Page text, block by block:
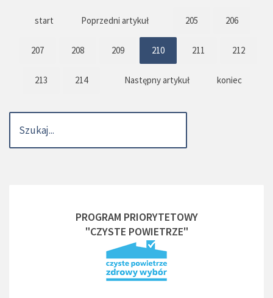
start Poprzedni artykuł 205 206
207 208 209 210 211 212
213 214 Następny artykuł koniec
PROGRAM PRIORYTETOWY
"CZYSTE POWIETRZE"